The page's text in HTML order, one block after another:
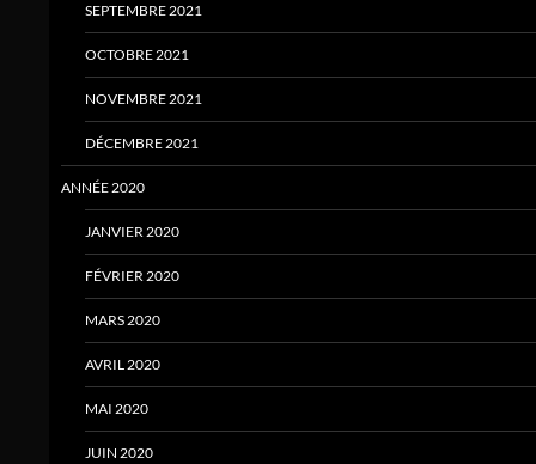
SEPTEMBRE 2021
OCTOBRE 2021
NOVEMBRE 2021
DÉCEMBRE 2021
ANNÉE 2020
JANVIER 2020
FÉVRIER 2020
MARS 2020
AVRIL 2020
MAI 2020
JUIN 2020